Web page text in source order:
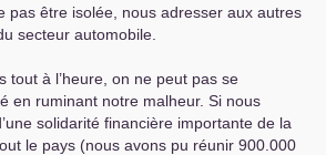
pas être isolée, nous adresser aux autres
secteur automobile.
tout à l’heure, on ne peut pas se
en ruminant notre malheur. Si nous
solidarité financière importante de la
le pays (nous avons pu réunir 900.000